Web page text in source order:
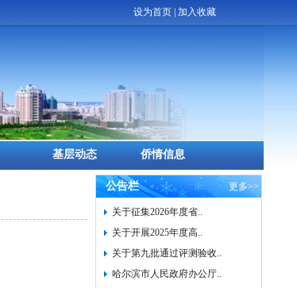
设为首页 加入收藏
基层动态 侨情信息
公告栏 更多>>
关于征集2026年度省..
关于开展2025年度高..
关于第九批通过评测验收..
哈尔滨市人民政府办公厅..